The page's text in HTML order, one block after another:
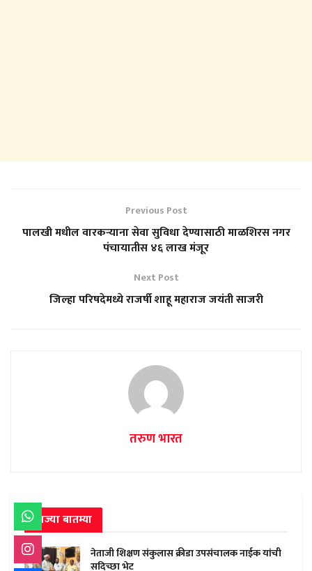
Previous Post
पालखी मधील वारकऱ्याना सेवा सुविधा देण्यासाठी माळशिरस नगर
पंचायातीस ४६ लाख मंजूर
Next Post
जिल्हा परिषदेमध्ये राजर्षी शाहू महाराज जयंती साजरी
तरुण भारत
ताज्या बातम्या
नेताजी शिक्षण संकुलास क्रीडा उपसंचालक नाईक यांची
सदिच्छा भेट